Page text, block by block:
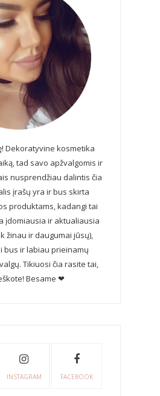
Dekoratyvine kosmetika
tad savo apžvalgomis ir
nusprendžiau dalintis čia
įrašų yra ir bus skirta
produktams, kadangi tai
įdomiausia ir aktualiausia
žinau ir daugumai jūsų),
bus ir labiau prieinamų
Tikiuosi čia rasite tai,
Besame ❤
INSTAGRAM FACEBOOK